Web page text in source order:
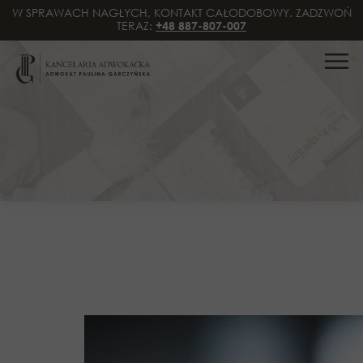
W SPRAWACH NAGŁYCH, KONTAKT CAŁODOBOWY. ZADZWOŃ
TERAZ: +48 887-807-007